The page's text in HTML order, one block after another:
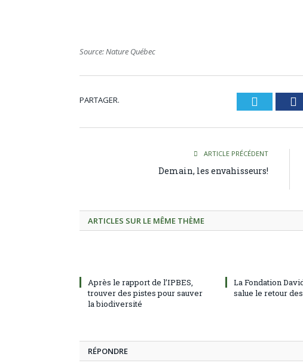
Source: Nature Québec
PARTAGER. Twitter
ARTICLE PRÉCÉDENT
Demain, les envahisseurs!
ARTICLES SUR LE MÊME THÈME
Après le rapport de l’IPBES,
trouver des pistes pour sauver
la biodiversité
La Fondation
salue le retour
RÉPONDRE